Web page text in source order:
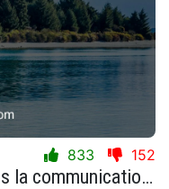
833 152
Le plus grand problÃ¨me dans la communication, c'est qu'on n'Ã©coute pas pour comprendre. On Ã©coute pour rÃ©pondre.